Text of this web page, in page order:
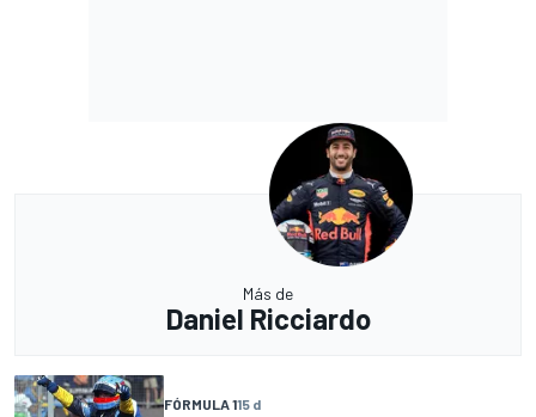
Más de
Daniel Ricciardo
FÓRMULA 115 d